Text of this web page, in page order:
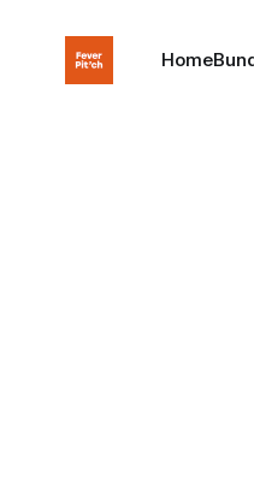
Home